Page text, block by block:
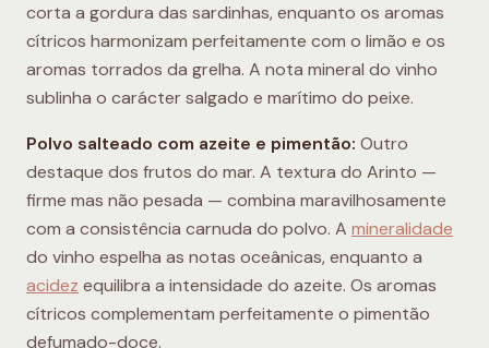
corta a gordura das sardinhas, enquanto os aromas
cítricos harmonizam perfeitamente com o limão e os
aromas torrados da grelha. A nota mineral do vinho
sublinha o carácter salgado e marítimo do peixe.
Polvo salteado com azeite e pimentão: Outro
destaque dos frutos do mar. A textura do Arinto —
firme mas não pesada — combina maravilhosamente
com a consistência carnuda do polvo. A mineralidade
do vinho espelha as notas oceânicas, enquanto a
acidez equilibra a intensidade do azeite. Os aromas
cítricos complementam perfeitamente o pimentão
defumado-doce.